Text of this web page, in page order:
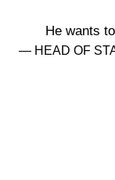
He wants
— HEAD OF